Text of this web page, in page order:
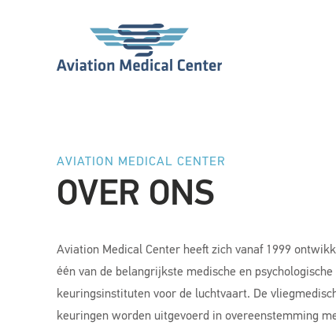
AVIATION MEDICAL CENTER
OVER ONS
Aviation Medical Center heeft zich vanaf 1999
één van de belangrijkste medische en psychologische
keuringsinstituten voor de luchtvaart. De
keuringen worden uitgevoerd in overeenstemming